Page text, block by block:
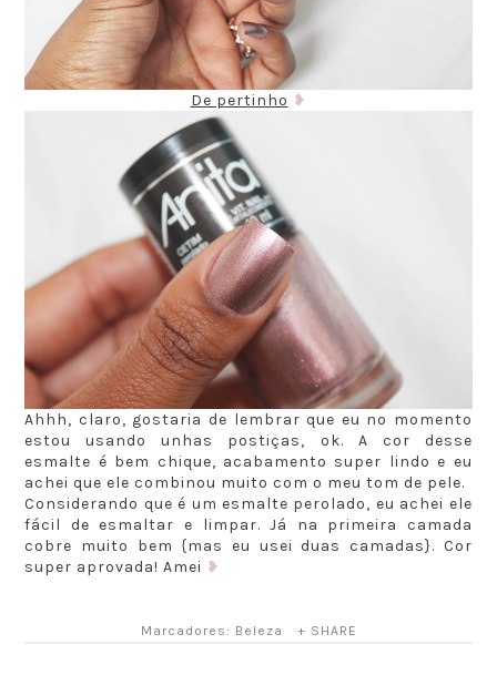
De pertinho ❥
Ahhh, claro, gostaria de lembrar que eu no momento
estou usando unhas postiças, ok. A cor desse
esmalte é bem chique, acabamento super lindo e eu
achei que ele combinou muito com o meu tom de pele.
Considerando que é um esmalte perolado, eu achei ele
fácil de esmaltar e limpar. Já na primeira camada
cobre muito bem {mas eu usei duas camadas}. Cor
super aprovada! Amei ❥
Marcadores: Beleza + SHARE